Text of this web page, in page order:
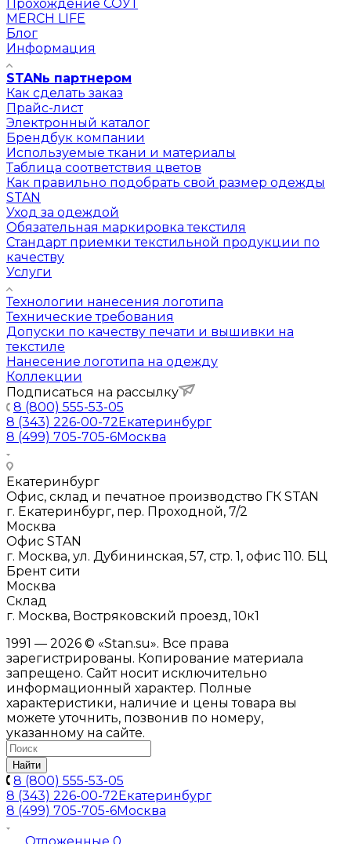
Прохождение СОУТ
MERCH LIFE
Блог
Информация
STANь партнером
Как сделать заказ
Прайс-лист
Электронный каталог
Брендбук компании
Используемые ткани и материалы
Таблица соответствия цветов
Как правильно подобрать свой размер одежды
STAN
Уход за одеждой
Обязательная маркировка текстиля
Стандарт приемки текстильной продукции по
качеству
Услуги
Технологии нанесения логотипа
Технические требования
Допуски по качеству печати и вышивки на
текстиле
Нанесение логотипа на одежду
Коллекции
Подписаться на рассылку
8 (800) 555-53-05
8 (343) 226-00-72Екатеринбург
8 (499) 705-705-6Москва
Екатеринбург
Офис, склад и печатное производство ГК STAN
г. Екатеринбург, пер. Проходной, 7/2
Москва
Офис STAN
г. Москва, ул. Дубининская, 57, стр. 1, офис 110. БЦ
Брент сити
Москва
Склад
г. Москва, Востряковский проезд, 10к1
1991 — 2026 © «Stan.su». Все права
зарегистрированы. Копирование материала
запрещено. Сайт носит исключительно
информационный характер. Полные
характеристики, наличие и цены товара вы
можете уточнить, позвонив по номеру,
указанному на сайте.
Найти
8 (800) 555-53-05
8 (343) 226-00-72Екатеринбург
8 (499) 705-705-6Москва